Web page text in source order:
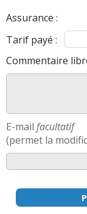
Assurance :
Tarif payé :
Commentaire
E-mail facultatif
(permet la